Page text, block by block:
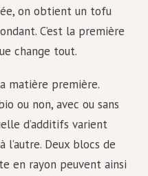
on obtient un tofu
C’est la première
change tout.
matière première.
ou non, avec ou sans
d’additifs varient
l’autre. Deux blocs de
en rayon peuvent ainsi